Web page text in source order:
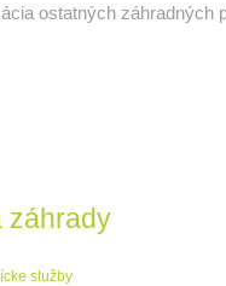
ostatných záhradných
záhrady
služby